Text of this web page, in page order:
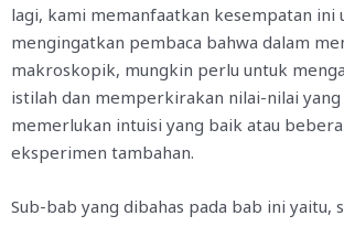
lagi, kami memanfaatkan kesempatan ini
mengingatkan pembaca bahwa dalam
makroskopik, mungkin perlu untuk
istilah dan memperkirakan nilai-nilai yang
memerlukan intuisi yang baik atau
eksperimen tambahan.
Sub-bab yang dibahas pada bab ini yaitu,